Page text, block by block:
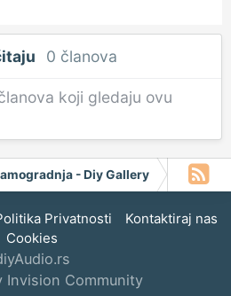
0 članova
koji gledaju ovu
- Diy Gallery Project
Privatnosti
Kontaktiraj nas
Cookies
Invision Community